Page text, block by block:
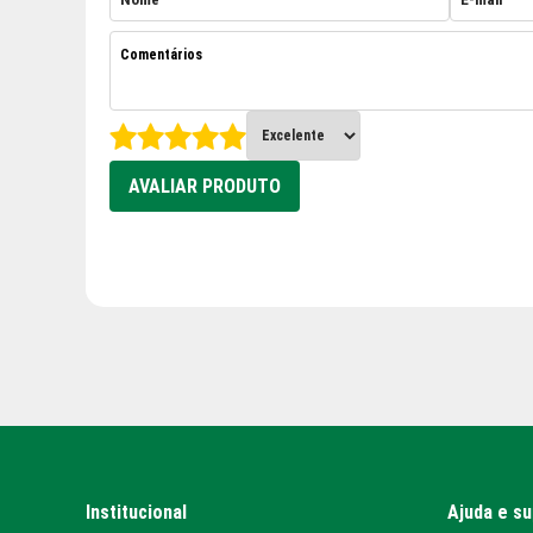
AVALIAR PRODUTO
Institucional Ajuda e